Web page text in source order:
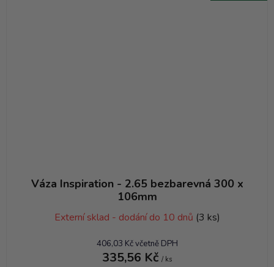
Váza Inspiration - 2.65 bezbarevná 300 x
106mm
Externí sklad - dodání do 10 dnů (3 ks)
406,03 Kč včetně DPH
335,56 Kč / ks